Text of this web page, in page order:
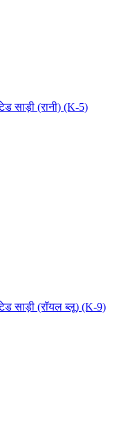
साड़ी (रानी) (K-5)
साड़ी (रॉयल ब्लू) (K-9)